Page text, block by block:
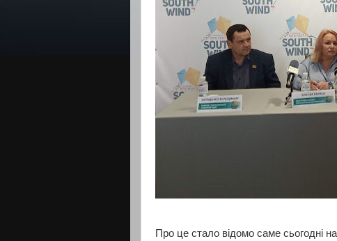
Про це стало відомо саме сьогодні